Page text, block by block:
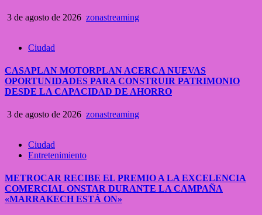
3 de agosto de 2026 zonastreaming
Ciudad
CASAPLAN MOTORPLAN ACERCA NUEVAS
OPORTUNIDADES PARA CONSTRUIR PATRIMONIO
DESDE LA CAPACIDAD DE AHORRO
3 de agosto de 2026 zonastreaming
Ciudad
Entretenimiento
METROCAR RECIBE EL PREMIO A LA EXCELENCIA
COMERCIAL ONSTAR DURANTE LA CAMPAÑA
«MARRAKECH ESTÁ ON»